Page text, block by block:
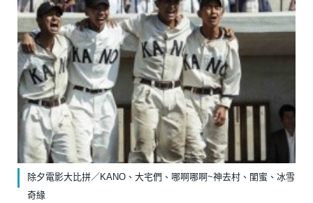
除夕電影大比拼／KANO、大宅們、哪啊哪啊~神去村、閨蜜、冰雪
奇緣